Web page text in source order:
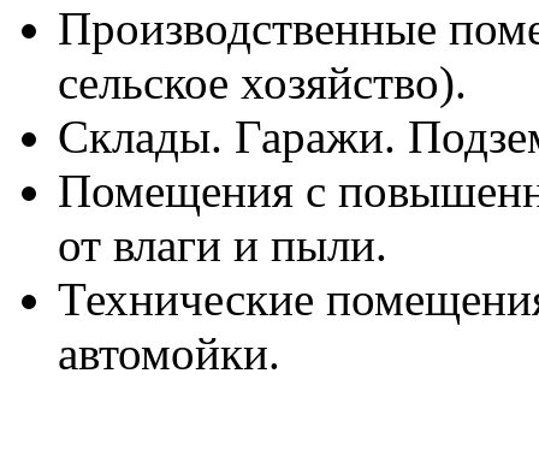
Производственные
сельское хозяйство).
Склады. Гаражи.
Помещения с
от влаги и пыли.
Технические
автомойки.